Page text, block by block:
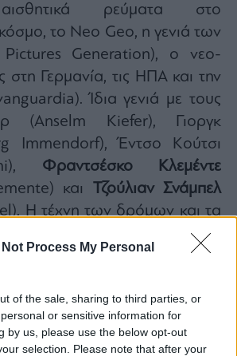
Not Process My Personal
of the sale, sharing to third parties, or
or sensitive information for
by us, please use the below opt-out
selection. Please note that after your
ρεύματα στο
το Neo Geo, η γενιά των
Pictures Generation), ο νεο-
στη Γερμανία, τις ΗΠΑ και την
Ίδια γενιά με τους
(Anselm Kiefer), Γιοργκ
Immendorf), Έντσο Κούτσι
Φραντσέσκο Κλεμέντε
και Τζούλιαν Σνάμπελ
Η τέχνη των δρόμων και τα
μόλις αναδύονται και
στην αισθητική μεγάλων
όλα στο έργο του
δύο παραδόσεις, της δύσης